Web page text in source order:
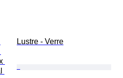
Lustre - Verre